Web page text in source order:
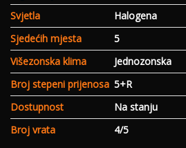
Svjetla
Halogena
Sjedećih mjesta
5
Višezonska klima
Jednozonska
Broj stepeni prijenosa 5+R
Dostupnost
Na stanju
Broj vrata
4/5